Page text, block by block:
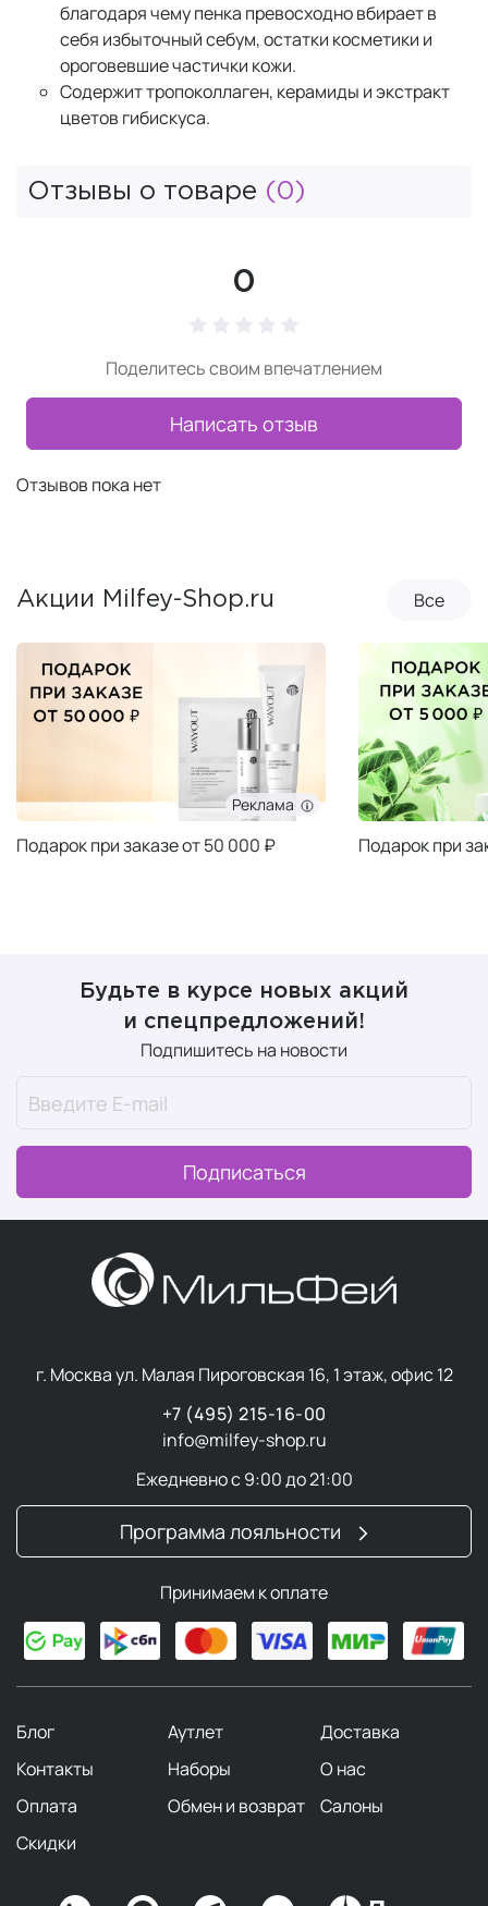
благодаря чему пенка превосходно вбирает в
себя избыточный себум, остатки косметики и
ороговевшие частички кожи.
Содержит тропоколлаген, керамиды и экстракт
цветов гибискуса.
Отзывы о товаре (0)
0
Поделитесь своим впечатлением
Написать отзыв
Отзывов пока нет
Акции Milfey-Shop.ru Все
Реклама
Подарок при заказе от 50 000 ₽ Подарок при
Будьте в курсе новых акций
и спецпредложений!
Подпишитесь на новости
Подписаться
г. Москва ул. Малая Пироговская 16, 1 этаж, офис 12
+7 (495) 215-16-00
info@milfey-shop.ru
Ежедневно с 9:00 до 21:00
Программа лояльности
Принимаем к оплате
Блог Аутлет
Доставка
Контакты
Наборы
О нас
Оплата
Обмен и возврат
Салоны
Скидки